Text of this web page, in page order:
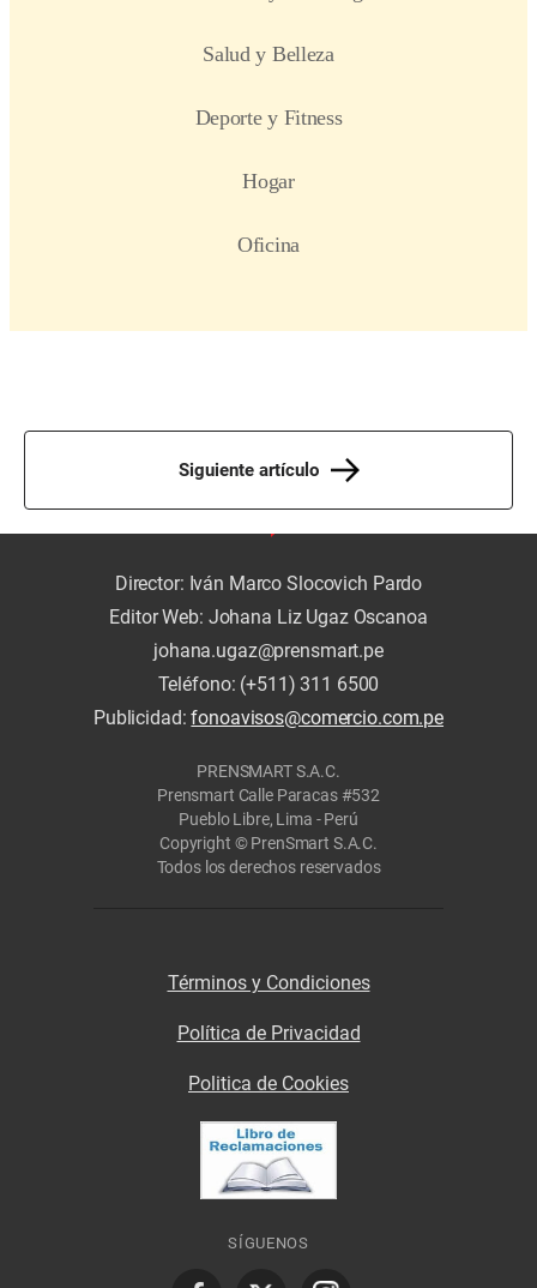
Siguiente artículo
Director: Iván Marco Slocovich Pardo
Editor Web: Johana Liz Ugaz Oscanoa
johana.ugaz@prensmart.pe
Teléfono: (+511) 311 6500
Publicidad:fonoavisos@comercio.com.pe
PRENSMART S.A.C.
Prensmart Calle Paracas #532
Pueblo Libre, Lima - Perú
Copyright © PrenSmart S.A.C.
Todos los derechos reservados
Términos y Condiciones
Política de Privacidad
Politica de Cookies
SÍGUENOS